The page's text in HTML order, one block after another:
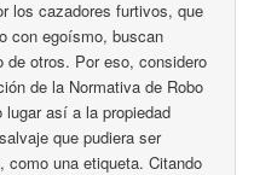
los cazadores furtivos, que
con egoísmo, buscan
de otros. Por eso, considero
de la Normativa de Robo
así a la propiedad
que pudiera ser
como una etiqueta. Citando